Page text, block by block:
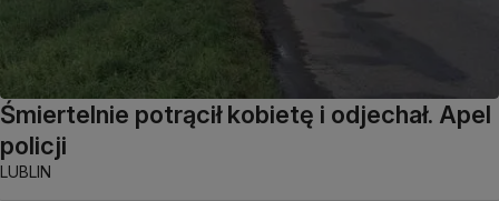
Śmiertelnie potrącił kobietę i odjechał. Apel
policji
LUBLIN